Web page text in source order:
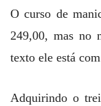
O curso de
249,00, mas no
texto ele está
Adquirindo o